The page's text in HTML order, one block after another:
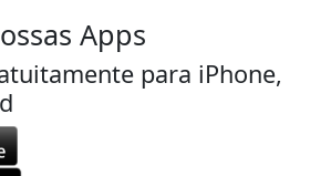
Apps
para iPhone,